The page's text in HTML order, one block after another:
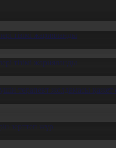
тізімі жарияланды
тізімі жарияланды
терапевт жолдамасы қажет
зерттеп жүр